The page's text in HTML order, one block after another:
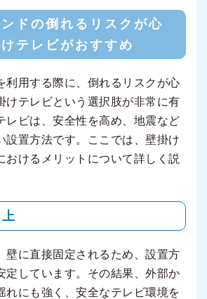
ドの倒れるリスクが心
テレビがおすすめ
利用する際に、倒れるリスクが心
けテレビという選択肢が非常に有
レビは、安全性を高め、地震など
設置方法です。ここでは、壁掛け
おけるメリットについて詳しく説
壁に直接固定されるため、設置方
定しています。その結果、外部か
れにも強く、安全なテレビ環境を